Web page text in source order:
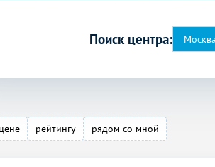
Поиск центра:
цене рейтингу рядом со мной